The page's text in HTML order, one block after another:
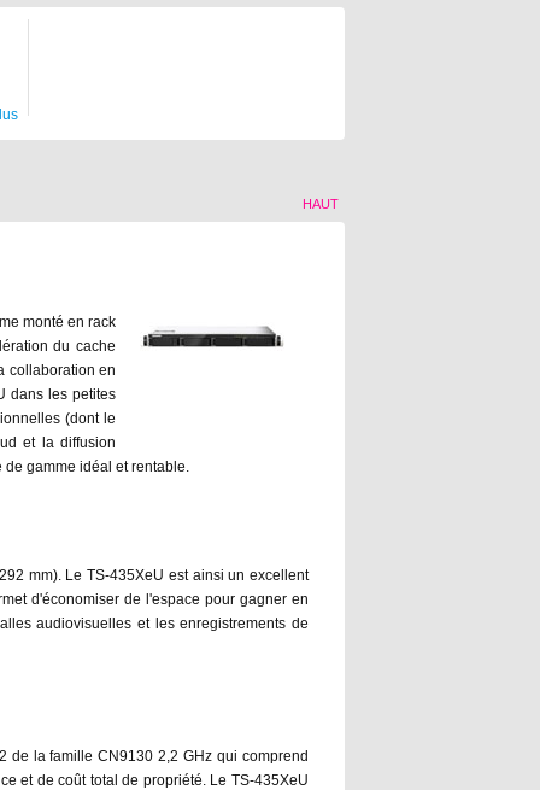
HAUT
monté en rack
du cache
collaboration en
dans les petites
(dont le
et la diffusion
gamme idéal et rentable.
mm). Le TS-435XeU est ainsi un excellent
d'économiser de l'espace pour gagner en
audiovisuelles et les enregistrements de
de la famille CN9130 2,2 GHz qui comprend
et de coût total de propriété. Le TS-435XeU